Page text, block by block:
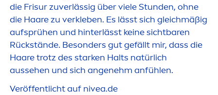
die Frisur zuverlässig über viele Stunden, ohne
die Haare zu verkleben. Es lässt sich gleichmäßig
aufsprühen und hinterlässt keine sichtbaren
Rückstände. Besonders gut gefällt mir, dass die
Haare trotz des starken Halts natürlich
aussehen und sich angenehm anfühlen.
Veröffentlicht auf nivea.de